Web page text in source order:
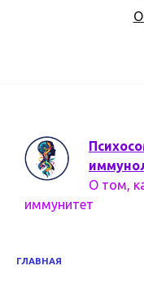
О том,
иммунитет
ГЛАВНАЯ